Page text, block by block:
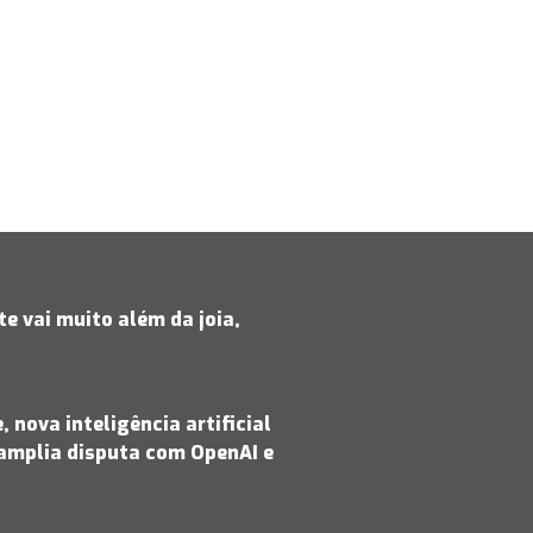
vai muito além da joia,
nova inteligência artificial
disputa com OpenAI e